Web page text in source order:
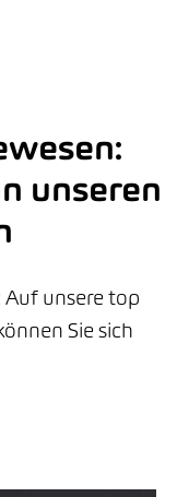
unseren
unsere top
Sie sich